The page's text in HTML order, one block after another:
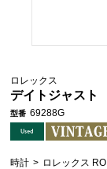
ロレックス
デイトジャスト
型番 69288G
時計 > ロレックス